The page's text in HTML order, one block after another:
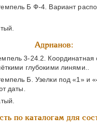
Б Ф-4. Вариант
Адрианов:
3-24.2. Координатная
глубокими линями..
Б. Узелки под «1» и
даты.
по каталогам для